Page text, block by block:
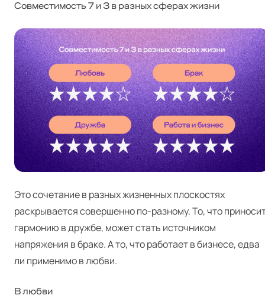
Совместимость 7 и 3 в разных сферах жизни
Это сочетание в разных жизненных плоскостях
раскрывается совершенно по-разному. То, что
гармонию в дружбе, может стать источником
напряжения в браке. А то, что работает в бизнесе, едва
ли применимо в любви.
В любви